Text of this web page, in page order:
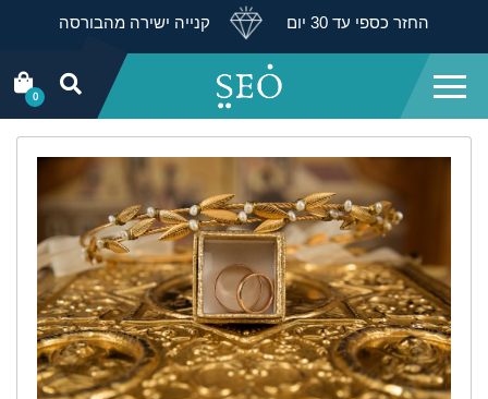
החזר כספי עד 30 יום קנייה ישירה מהבורסה
0